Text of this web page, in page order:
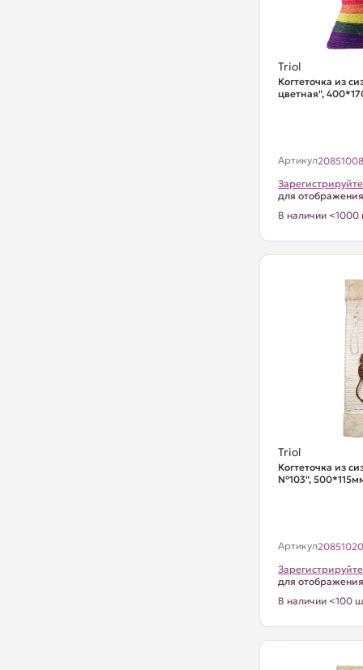
Triol
Когтеточка из
цветная",
Артикул
для
В наличии <1000
Triol
Когтеточка из
№103",
Артикул
для
В наличии <100